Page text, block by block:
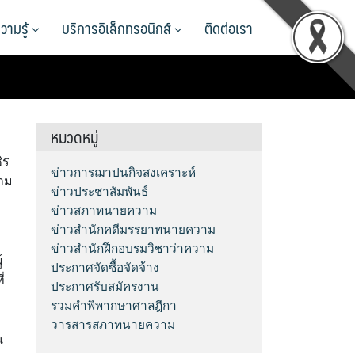
ามรู้ บริการอิเล็กทรอนิกส์ ติดต่อเรา
ม
หมวดหมู่
ข่าวการฌาปนกิจสงเคราะห์
ข่าวประชาสัมพันธ์
ข่าวสภาทนายความ
ข่าวสำนักคดีมรรยาทนายความ
ข่าวสำนักฝึกอบรมวิชาว่าความ
ประกาศจัดซื้อจัดจ้าง
ประกาศรับสมัครงาน
รวมคำพิพากษาศาลฎีกา
วารสารสภาทนายความ